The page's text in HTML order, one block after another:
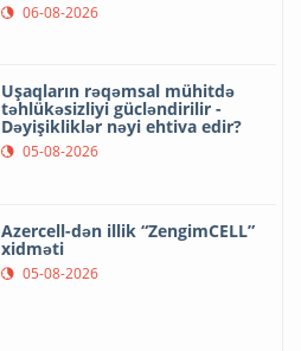
06-08-2026
Uşaqların rəqəmsal mühitdə
təhlükəsizliyi gücləndirilir -
Dəyişikliklər nəyi ehtiva edir?
05-08-2026
Azercell-dən illik “ZengimCELL”
xidməti
05-08-2026